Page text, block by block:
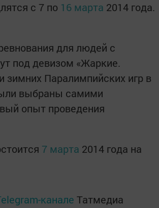
с 7 по 16 марта 2014 года.
для людей с
под девизом «Жаркие.
Паралимпийских игр в
выбраны самими
опыт проведения
7 марта 2014 года на
канале Татмедиа